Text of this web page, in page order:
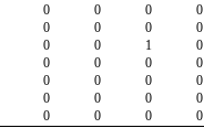
0 0 0 0
0 0 0 0
0 0 1 0
0 0 0 0
0 0 0 0
0 0 0 0
0 0 0 0